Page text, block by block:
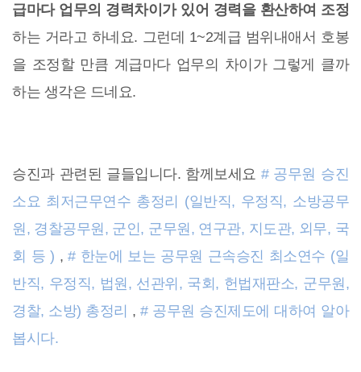
급마다 업무의 경력차이가 있어 경력을 환산하여 조정
하는 거라고 하네요. 그런데 1~2계급 범위내애서 호봉
을 조정할 만큼 계급마다 업무의 차이가 그렇게 클까
하는 생각은 드네요.
승진과 관련된 글들입니다. 함께보세요 # 공무원 승진
소요 최저근무연수 총정리 (일반직, 우정직, 소방공무
원, 경찰공무원, 군인, 군무원, 연구관, 지도관, 외무, 국
회 등 ) ,# 한눈에 보는 공무원 근속승진 최소연수 (일
반직, 우정직, 법원, 선관위, 국회, 헌법재판소, 군무원,
경찰, 소방) 총정리 , # 공무원 승진제도에 대하여 알아
봅시다.